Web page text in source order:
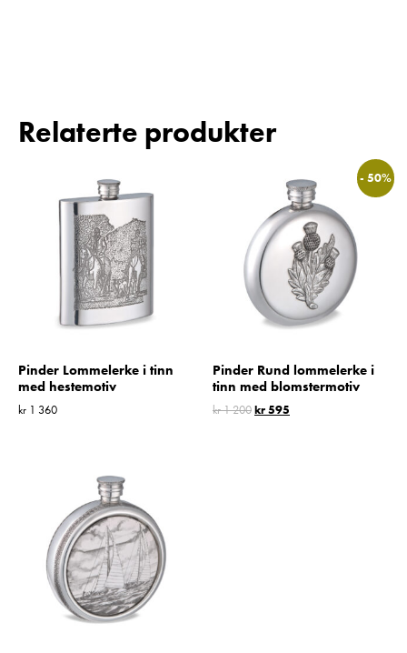
Relaterte produkter
Pinder Lommelerke i tinn
med hestemotiv
kr 1 360
- 50%
Pinder Rund lommelerke i
tinn med blomstermotiv
kr1 200kr595